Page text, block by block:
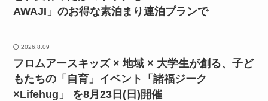
AWAJI」のお得な素泊まり連泊プランで
2026.8.09
フロムアースキッズ × 地域 × 大学生が創る、子ど
もたちの「自育」イベント「諸福ジーク
×Lifehug」 を8月23日(日)開催